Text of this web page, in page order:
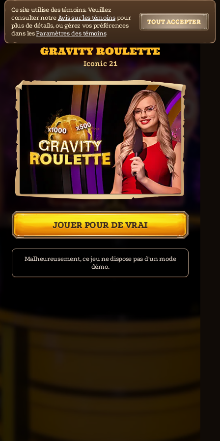
GRAVITY ROULETTE
Iconic 21
JOUER POUR DE VRAI
Malheureusement, ce jeu ne dispose pas d'un mode
démo.
Ce site utilise des témoins. Veuillez
consulter notre Avis sur les témoinspour
plus de détails, ou gérez vos préférences
dans lesParamètres des témoins
TOUT ACCEPTER